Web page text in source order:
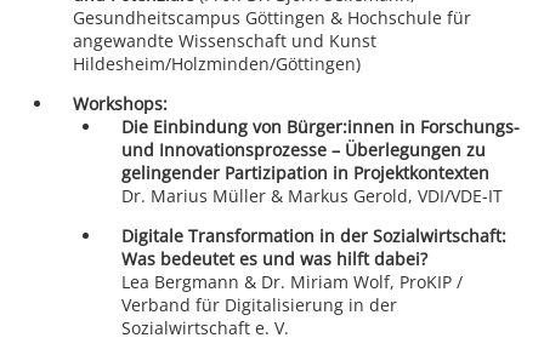
Gesundheitscampus Göttingen & Hochschule für
angewandte Wissenschaft und Kunst
Hildesheim/Holzminden/Göttingen)
Workshops:
Die Einbindung von Bürger:innen in Forschungs-
und Innovationsprozesse – Überlegungen zu
gelingender Partizipation in Projektkontexten
Dr. Marius Müller & Markus Gerold, VDI/VDE-IT
Digitale Transformation in der Sozialwirtschaft:
Was bedeutet es und was hilft dabei?
Lea Bergmann & Dr. Miriam Wolf, ProKIP /
Verband für Digitalisierung in der
Sozialwirtschaft e. V.